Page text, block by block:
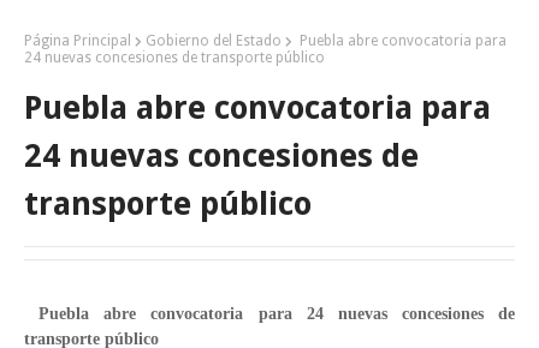
Página Principal Gobierno del Estado
Puebla abre convocatoria para
24 nuevas concesiones de transporte público
Puebla abre convocatoria para
24 nuevas concesiones de
transporte público
Puebla abre convocatoria para 24 nuevas concesiones de
transporte público